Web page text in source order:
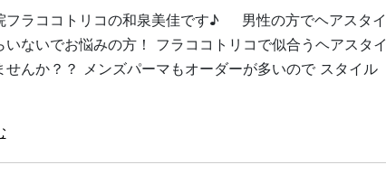
フラココトリコの和泉美佳です♪ 男性の方でヘアスタイ
いないでお悩みの方！ フラココトリコで似合うヘアスタイ
せんか？？ メンズパーマもオーダーが多いので スタイル